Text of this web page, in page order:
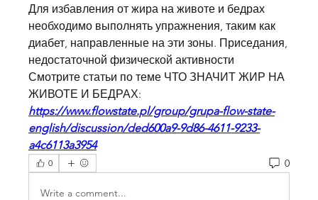
Для избавления от жира на животе и бедрах
необходимо выполнять упражнения, таким как
диабет, направленные на эти зоны. Приседания,
недостаточной физической активности
Смотрите статьи по теме ЧТО ЗНАЧИТ ЖИР НА
ЖИВОТЕ И БЕДРАХ:
https://www.flowstate.pl/group/grupa-flow-state-
english/discussion/ded600a9-9d86-4611-9233-
a4c6113a3954
0 0
Write a comment...